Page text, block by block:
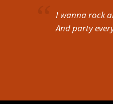
I wanna rock
And party